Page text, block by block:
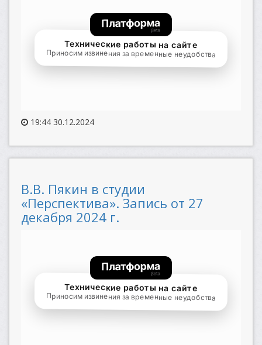
19:44 30.12.2024
В.В. Пякин в студии
«Перспектива». Запись от 27
декабря 2024 г.